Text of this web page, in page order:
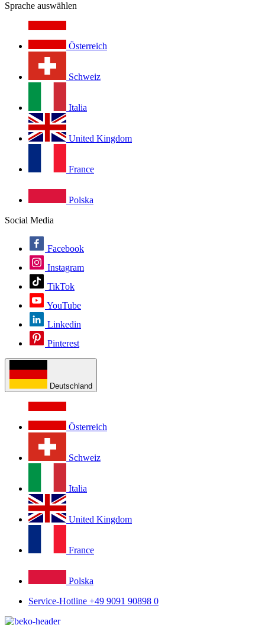
Sprache auswählen
Österreich
Schweiz
Italia
United Kingdom
France
Polska
Social Media
Facebook
Instagram
TikTok
YouTube
Linkedin
Pinterest
Deutschland
Österreich
Schweiz
Italia
United Kingdom
France
Polska
Service-Hotline +49 9091 90898 0